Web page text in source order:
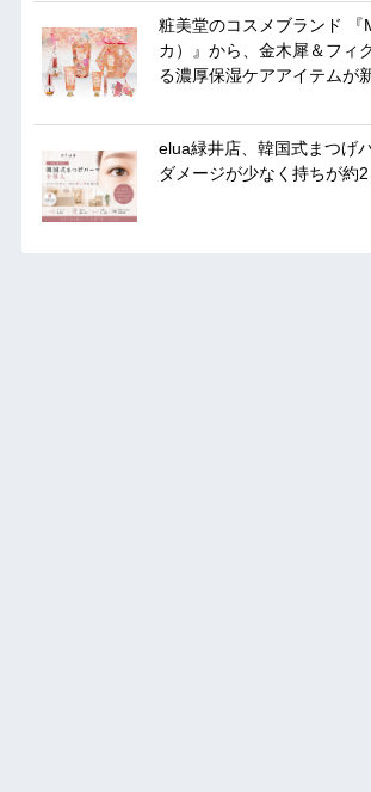
粧美堂のコスメブランド 『
カ）』から、金木犀＆フィ
る濃厚保湿ケアアイテムが
elua緑井店、韓国式まつげ
ダメージが少なく持ちが約